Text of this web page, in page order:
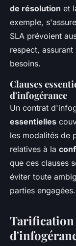
de résolution et
exemple,
SLA prévoient
respect,
besoins.
Clauses
d'infogérance
Un contrat
essentielles
les modalités de
relatives à la
que ces clauses
éviter toute
parties engagées.
Tarification